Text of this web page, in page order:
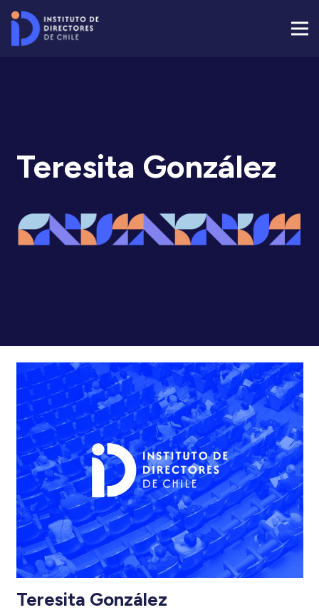
Teresita González
Teresita González